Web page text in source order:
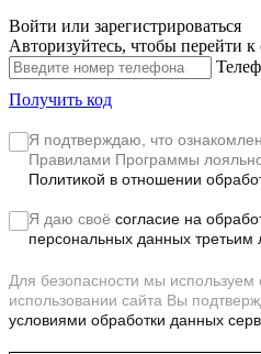
Войти или зарегистрироваться
Авторизуйтесь, чтобы перейти
Получить код
Я подтверждаю, что
Правилами Программы
Политикой в отношении
Я даю своё согласие на
персональных данных третьим
Для безопасности мы
использовании сайта Вы
условиями обработки данных